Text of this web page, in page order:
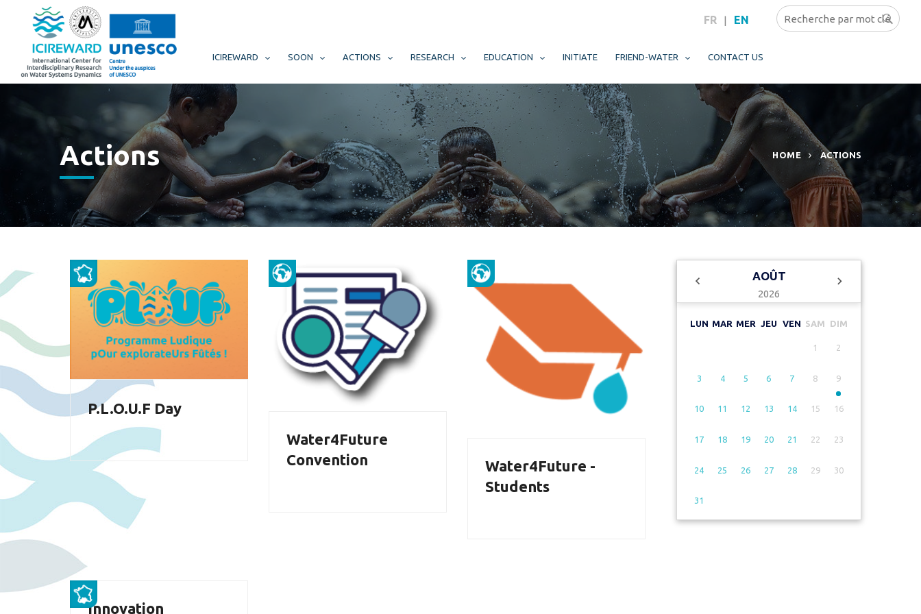
FR | EN
ICIREWARD SOON ACTIONS RESEARCH EDUCATION INITIATE FRIEND-WATER CONTACT US
Actions HOME ACTIONS
P.L.O.U.F Day
Water4Future
Convention
Water4Future -
Students
Innovation
AOÛT
2026
LUN MAR MER JEU VEN SAM DIM
1 2
3 4 5 6 7 8 9
10 11 12 13 14 15 16
17 18 19 20 21 22 23
24 25 26 27 28 29 30
31